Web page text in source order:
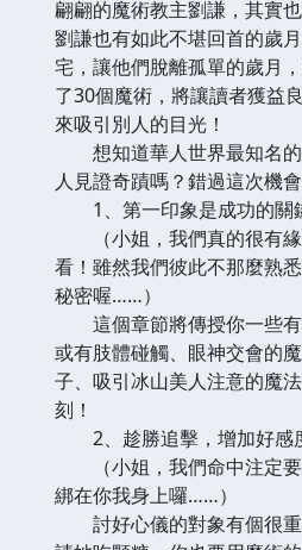
翩翩的魔術教主劉謙，其實
劉謙也有如此不堪回首的歲
宅，讓他們脫離孤單的歲月
了30個魔術，將讓讀者獲益
來吸引別人的目光！
想知道華人世界最知名的
人見證奇蹟嗎？錯過這次機
1、第一印象是成功的關
（小姐，我們真的很有緣
看！雖然我們彼此不那麼熟
秘密喔……）
這個章節將傳授你一些有
或有肢體碰觸、眼神交會的
子、吸引冰山美人注意的魔
刻！
2、趁勝追擊，增加好感
（小姐，我們命中注定要
綁在你我身上囉……）
討好心儀的對象有個很重